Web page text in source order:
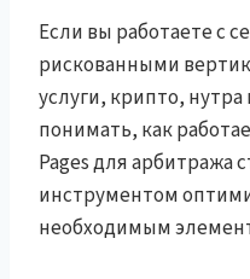
Если вы работаете с
рискованными
услуги, крипто,
понимать, как
Pages для арбитража
инструментом
необходимым